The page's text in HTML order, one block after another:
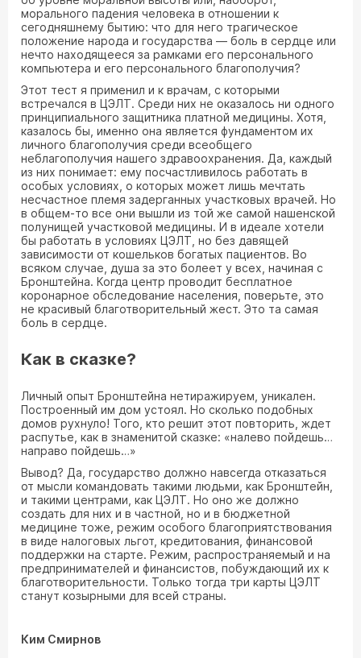
морального падения человека в отношении к
сегодняшнему бытию: что для него трагическое
положение народа и государства — боль в сердце или
нечто находящееся за рамками его персонального
компьютера и его персонального благополучия?
Этот тест я применил и к врачам, с которыми
встречался в ЦЭЛТ. Среди них не оказалось ни одного
принципиального защитника платной медицины. Хотя,
казалось бы, именно она является фундаментом их
личного благополучия среди всеобщего
неблагополучия нашего здравоохранения. Да, каждый
из них понимает: ему посчастливилось работать в
особых условиях, о которых может лишь мечтать
несчастное племя задерганных участковых врачей. Но
в общем-то все они вышли из той же самой нашенской
полунищей участковой медицины. И в идеале хотели
бы работать в условиях ЦЭЛТ, но без давящей
зависимости от кошельков богатых пациентов. Во
всяком случае, душа за это болеет у всех, начиная с
Бронштейна. Когда центр проводит бесплатное
коронарное обследование населения, поверьте, это
не красивый благотворительный жест. Это та самая
боль в сердце.
Как в сказке?
Личный опыт Бронштейна нетиражируем, уникален.
Построенный им дом устоял. Но сколько подобных
домов рухнуло! Того, кто решит этот повторить, ждет
распутье, как в знаменитой сказке: «налево пойдешь…
направо пойдешь…»
Вывод? Да, государство должно навсегда отказаться
от мысли командовать такими людьми, как Бронштейн,
и такими центрами, как ЦЭЛТ. Но оно же должно
создать для них и в частной, но и в бюджетной
медицине тоже, режим особого благоприятствования
в виде налоговых льгот, кредитования, финансовой
поддержки на старте. Режим, распространяемый и на
предпринимателей и финансистов, побуждающий их к
благотворительности. Только тогда три карты ЦЭЛТ
станут козырными для всей страны.
Ким Смирнов